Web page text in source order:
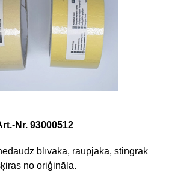
Nr. 93000512
blīvāka, raupjāka, stingrāk
no oriģināla.